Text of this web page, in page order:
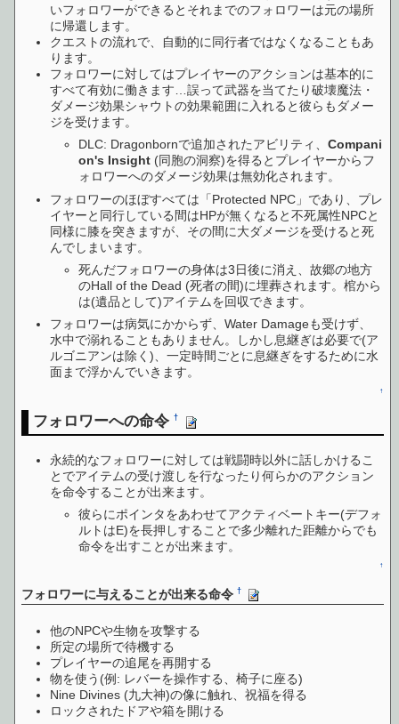
いフォロワーができるとそれまでのフォロワーは元の場所
に帰還します。
クエストの流れで、自動的に同行者ではなくなることもあ
ります。
フォロワーに対してはプレイヤーのアクションは基本的に
すべて有効に働きます…誤って武器を当てたり破壊魔法・
ダメージ効果シャウトの効果範囲に入れると彼らもダメー
ジを受けます。
DLC: Dragonbornで追加されたアビリティ、Compani
on's Insight (同胞の洞察)を得るとプレイヤーからフ
ォロワーへのダメージ効果は無効化されます。
フォロワーのほぼすべては「Protected NPC」であり、プレ
イヤーと同行している間はHPが無くなると不死属性NPCと
同様に膝を突きますが、その間に大ダメージを受けると死
んでしまいます。
死んだフォロワーの身体は3日後に消え、故郷の地方
のHall of the Dead (死者の間)に埋葬されます。棺から
は(遺品として)アイテムを回収できます。
フォロワーは病気にかからず、Water Damageも受けず、
水中で溺れることもありません。しかし息継ぎは必要で(ア
ルゴニアンは除く)、一定時間ごとに息継ぎをするために水
面まで浮かんでいきます。
↑
フォロワーへの命令†
永続的なフォロワーに対しては戦闘時以外に話しかけるこ
とでアイテムの受け渡しを行なったり何らかのアクション
を命令することが出来ます。
彼らにポインタをあわせてアクティベートキー(デフォ
ルトはE)を長押しすることで多少離れた距離からでも
命令を出すことが出来ます。
↑
フォロワーに与えることが出来る命令†
他のNPCや生物を攻撃する
所定の場所で待機する
プレイヤーの追尾を再開する
物を使う(例: レバーを操作する、椅子に座る)
Nine Divines (九大神)の像に触れ、祝福を得る
ロックされたドアや箱を開ける